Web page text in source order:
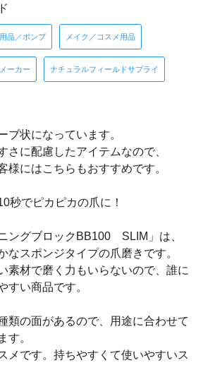
品／ポンプ メイク／コスメ用品
ーカー ナチュラルフィールドサプライ
ブ状になっています。
さに配慮したアイテムなので、
様にはこちらもおすすめです。
秒でピカピカの爪に！
ングブロックBB100 SLIM」は、
なスポンジタイプの爪磨きです。
素材で磨く力もいらないので、誰に
すい商品です。
類の面があるので、用途に合わせて
す。
メです。持ちやすくて使いやすいス